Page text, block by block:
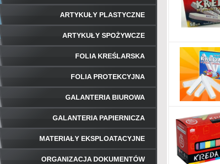
ARTYKUŁY PLASTYCZNE
ARTYKUŁY SPOŻYWCZE
FOLIA KREŚLARSKA
FOLIA PROTEKCYJNA
GALANTERIA BIUROWA
GALANTERIA PAPIERNICZA
MATERIAŁY EKSPLOATACYJNE
ORGANIZACJA DOKUMENTÓW